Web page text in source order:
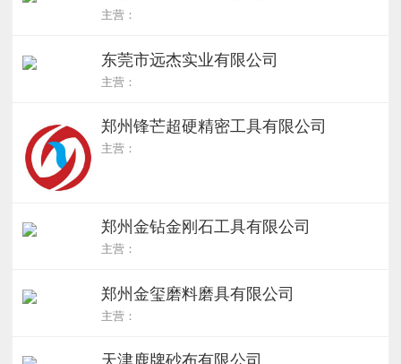
主营：
东莞市远杰实业有限公司
主营：
郑州锋芒超硬精密工具有限公司
主营：
郑州金钻金刚石工具有限公司
主营：
郑州金玺磨料磨具有限公司
主营：
天津鹿牌砂布有限公司